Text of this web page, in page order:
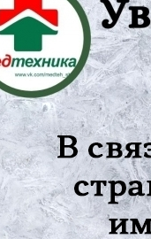
кишки
желудочно-кишечного
кишечного
характера
слабительного